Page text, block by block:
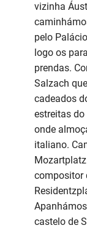
vizinha
pelo
logo os
prendas.
Salzach
cadeados
estreitas do
onde
italiano.
compositor
castelo de